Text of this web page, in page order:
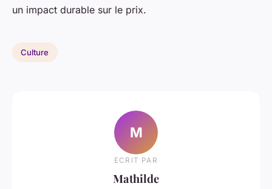
un impact durable sur le prix.
Culture
M
ECRIT PAR
Mathilde